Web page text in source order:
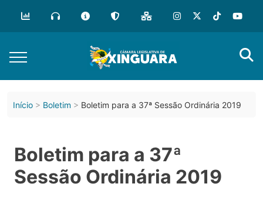
Início Boletim Boletim para a 37ª Sessão Ordinária 2019
Boletim para a 37ª
Sessão Ordinária 2019